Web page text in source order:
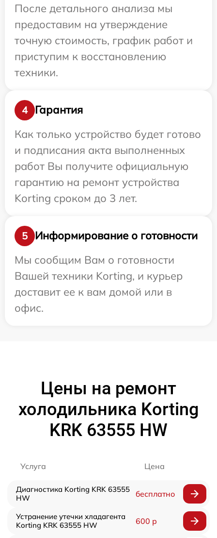
После детального анализа мы
предоставим на утверждение
точную стоимость, график работ и
приступим к восстановлению
техники.
4
Гарантия
Как только устройство будет готово
и подписания акта выполненных
работ Вы получите официальную
гарантию на ремонт устройства
Korting сроком до 3 лет.
5
Информирование о готовности
Мы сообщим Вам о готовности
Вашей техники Korting, и курьер
доставит ее к вам домой или в
офис.
Цены на ремонт
холодильника Korting
KRK 63555 HW
Услуга Цена
Диагностика Korting KRK 63555
HW
бесплатно
Устранение утечки хладагента
Korting KRK 63555 HW
600 р